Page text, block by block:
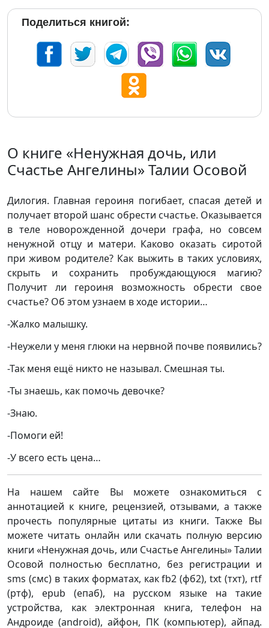
Поделиться книгой:
О книге «Ненужная дочь, или
Счастье Ангелины» Талии Осовой
Дилогия. Главная героиня погибает, спасая детей и
получает второй шанс обрести счастье. Оказывается
в теле новорожденной дочери графа, но совсем
ненужной отцу и матери. Каково оказать сиротой
при живом родителе? Как выжить в таких условиях,
скрыть и сохранить пробуждающуюся магию?
Получит ли героиня возможность обрести свое
счастье? Об этом узнаем в ходе истории…
-Жалко малышку.
-Неужели у меня глюки на нервной почве появились?
-Так меня ещё никто не называл. Смешная ты.
-Ты знаешь, как помочь девочке?
-Знаю.
-Помоги ей!
-У всего есть цена…
На нашем сайте Вы можете ознакомиться с
аннотацией к книге, рецензией, отзывами, а также
прочесть популярные цитаты из книги. Также Вы
можете читать онлайн или скачать полную версию
книги «Ненужная дочь, или Счастье Ангелины» Талии
Осовой полностью бесплатно, без регистрации и
sms (смс) в таких форматах, как fb2 (фб2), txt (тхт), rtf
(ртф), epub (епаб), на русском языке на такие
устройства, как электронная книга, телефон на
Андроиде (android), айфон, ПК (компьютер), айпад.